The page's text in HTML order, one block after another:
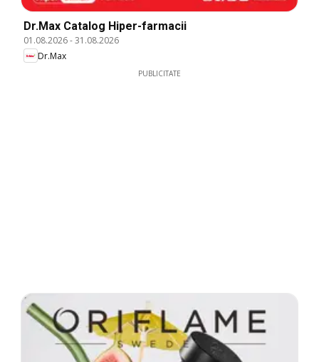
Dr.Max Catalog Hiper-farmacii
01.08.2026-31.08.2026
Dr.Max
PUBLICITATE